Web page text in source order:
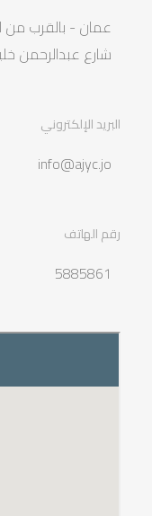
عمان - بالقرب من
شارع عبدالرحمن
البريد الإلكتروني
info@ajyc.jo
رقم الهاتف
5885861